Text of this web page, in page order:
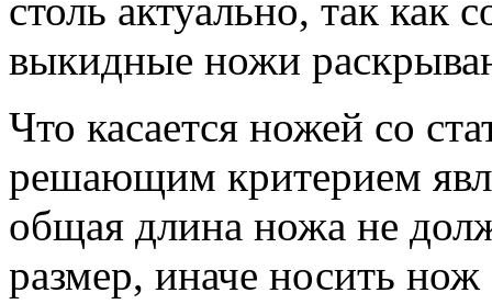
столь актуально, так как
выкидные ножи
Что касается ножей со
решающим критерием
общая длина ножа не
размер, иначе носить